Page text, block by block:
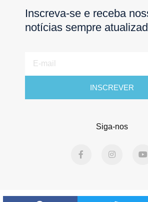
Inscreva-se e receba
notícias sempre
mail
INSCREVER
Siga-nos
a
o
n
r
o
e